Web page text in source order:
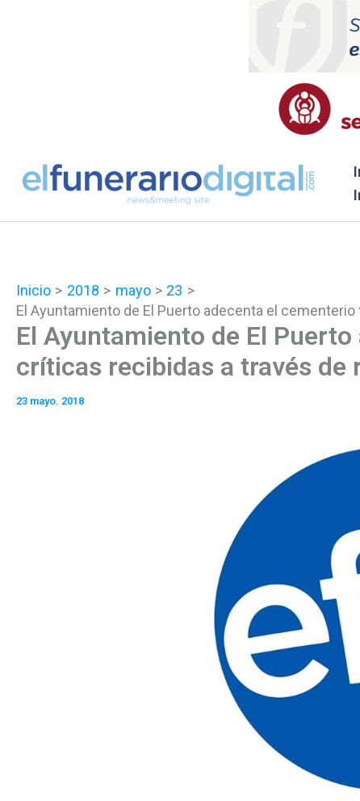
Inicio 2018 mayo
23
El Ayuntamiento de El Puerto adecenta el
El Ayuntamiento de El
críticas recibidas a través de
23 mayo. 2018